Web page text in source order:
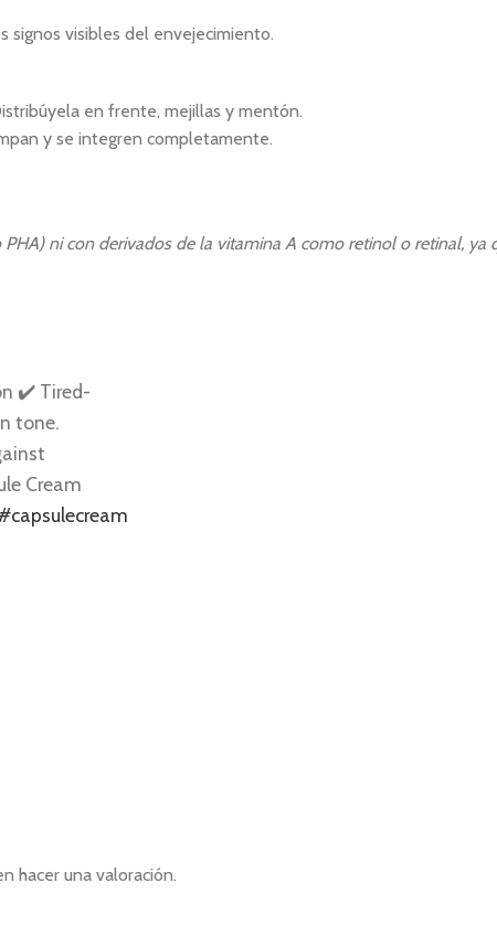
signos visibles del envejecimiento.
en frente, mejillas y mentón.
y se integren completamente.
ni con derivados de la vitamina A como retinol o retinal, ya
✔️ Tired-
tone.
Cream
#capsulecream
hacer una valoración.